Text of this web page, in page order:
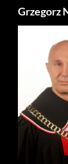
Grzegorz